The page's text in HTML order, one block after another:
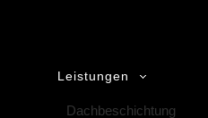
Leistungen
Dachbeschichtung